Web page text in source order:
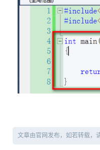
文章由官网发布，如若转载，